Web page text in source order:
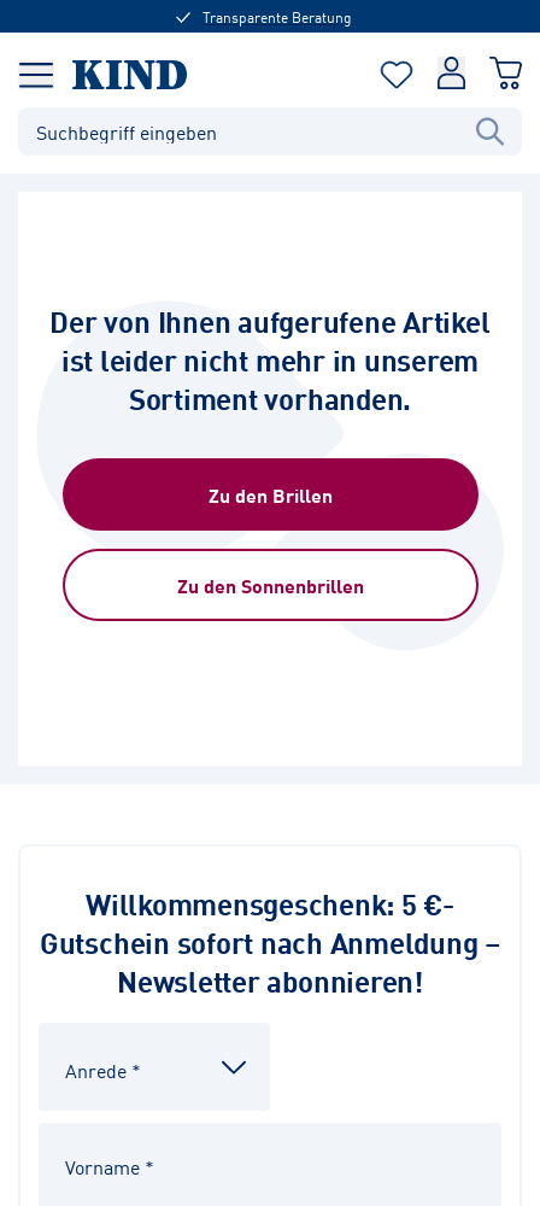
Transparente Beratung
Der von Ihnen aufgerufene Artikel
ist leider nicht mehr in unserem
Sortiment vorhanden.
Zu den Brillen
Zu den Sonnenbrillen
Willkommensgeschenk: 5 €-
Gutschein sofort nach Anmeldung –
Newsletter abonnieren!